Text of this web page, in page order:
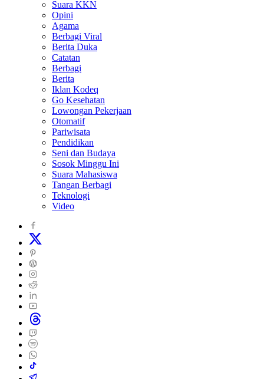
Suara KKN
Opini
Agama
Berbagi Viral
Berita Duka
Catatan
Berbagi
Berita
Iklan Kodeq
Go Kesehatan
Lowongan Pekerjaan
Otomatif
Pariwisata
Pendidikan
Seni dan Budaya
Sosok Minggu Ini
Suara Mahasiswa
Tangan Berbagi
Teknologi
Video